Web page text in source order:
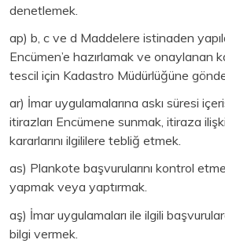
denetlemek.
ap) b, c ve d Maddelere istinaden
Encümen’e hazırlamak ve onaylanan
tescil için Kadastro Müdürlüğüne
ar) İmar uygulamalarına askı süresi
itirazları Encümene sunmak, itiraza
kararlarını ilgililere tebliğ etmek.
as) Plankote başvurularını kontrol
yapmak veya yaptırmak.
aş) İmar uygulamaları ile ilgili
bilgi vermek.